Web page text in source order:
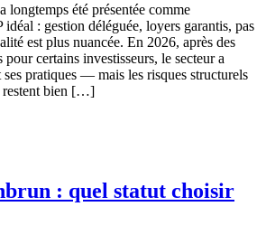
longtemps été présentée comme
: gestion déléguée, loyers garantis, pas
est plus nuancée. En 2026, après des
pour certains investisseurs, le secteur a
ses pratiques — mais les risques structurels
restent bien […]
: quel statut choisir